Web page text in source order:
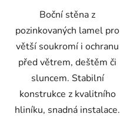
Boční stěna z
pozinkovaných lamel pro
větší soukromí i ochranu
před větrem, deštěm či
sluncem. Stabilní
konstrukce z kvalitního
hliníku, snadná instalace.